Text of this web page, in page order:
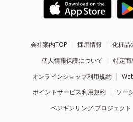
会社案内TOP 採用情報
化粧品
個人情報保護について
特定
オンラインショップ利用規約
ポイントサービス利用規約
ソー
ペンギンリング プロジェクト